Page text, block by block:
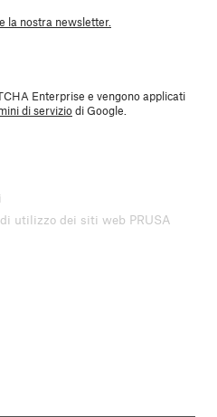
la nostra newsletter.
Enterprise e vengono applicati
di serviziodi Google.
utilizzo dei siti web PRUSA